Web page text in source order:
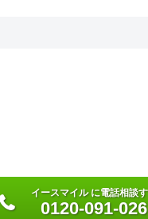
イースマイル に電話相談
0120-091-026